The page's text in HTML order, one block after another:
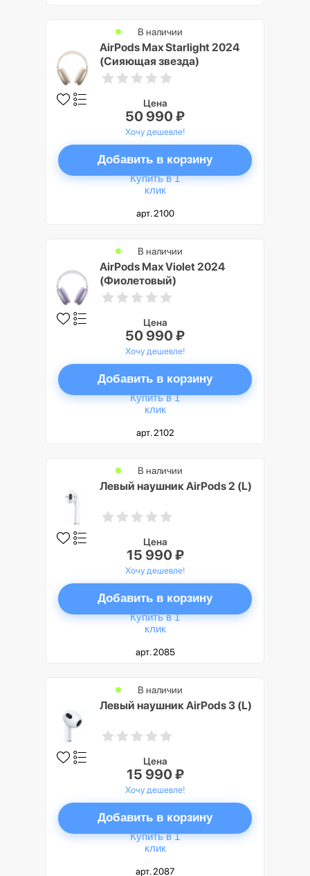
AirPods Max Starlight 2024
(Сияющая звезда)
В наличии
Цена
50 990 ₽
Хочу дешевле!
Добавить в корзину
Купить в 1
клик
арт. 2100
AirPods Max Violet 2024
(Фиолетовый)
В наличии
Цена
50 990 ₽
Хочу дешевле!
Добавить в корзину
Купить в 1
клик
арт. 2102
Левый наушник AirPods 2 (L)
В наличии
Цена
15 990 ₽
Хочу дешевле!
Добавить в корзину
Купить в 1
клик
арт. 2085
Левый наушник AirPods 3 (L)
В наличии
Цена
15 990 ₽
Хочу дешевле!
Добавить в корзину
Купить в 1
клик
арт. 2087